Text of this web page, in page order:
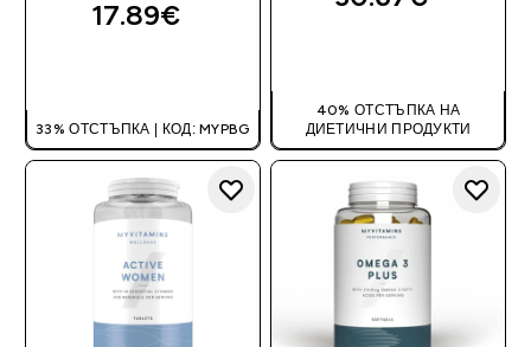
17.89€‎
33% ОТСТЪПКА | КОД: MYPBG
40% ОТСТЪПКА НА
ДИЕТИЧНИ ПРОДУКТИ